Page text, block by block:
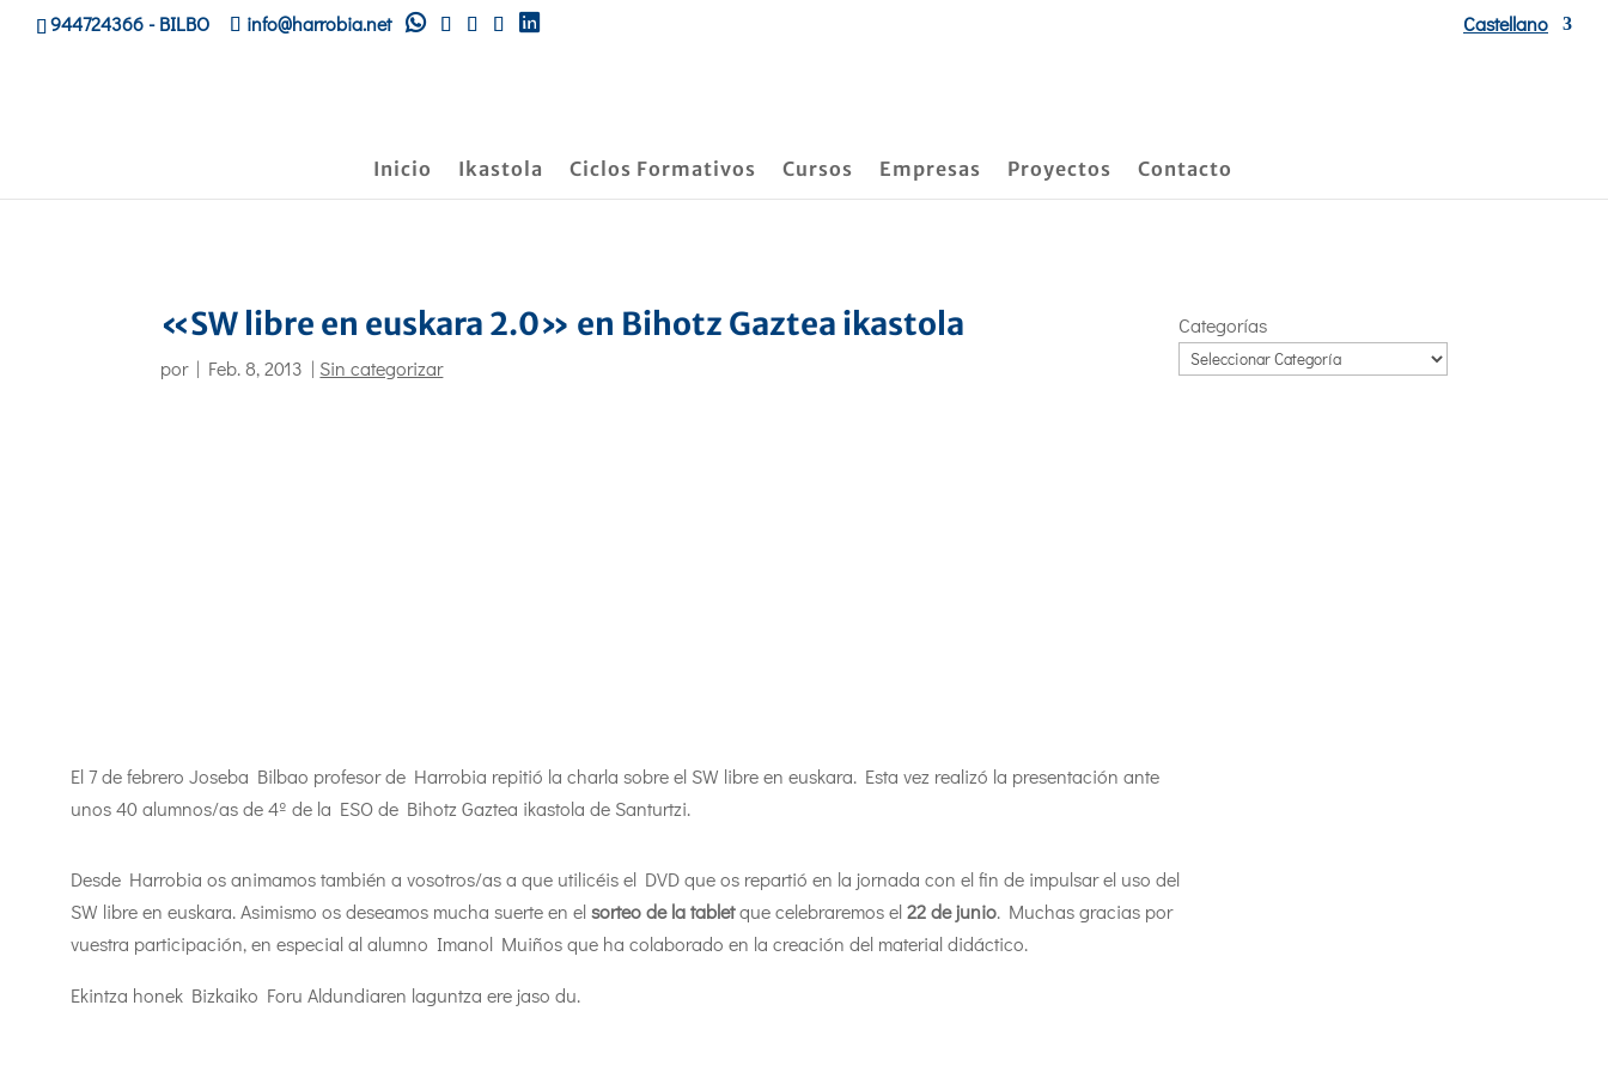
944724366- BILBO info@harrobia.net Castellano
Inicio Ikastola Ciclos Formativos Cursos Empresas Proyectos Contacto
«SW libre en euskara 2.0» en Bihotz Gaztea ikastola
por | Feb. 8, 2013 | Sin categorizar
El 7 de febrero Joseba Bilbao profesor de Harrobia repitió la charla sobre el SW libre en euskara. Esta vez realizó la presentación ante
unos 40 alumnos/as de 4º de la ESO de Bihotz Gaztea ikastola de Santurtzi.
Desde Harrobia os animamos también a vosotros/as a que utilicéis el DVD que os repartió en la jornada con el fin de impulsar el uso del
SW libre en euskara. Asimismo os deseamos mucha suerte en elsorteo de la tabletque celebraremos el22 de junio. Muchas gracias por
vuestra participación, en especial al alumno Imanol Muiños que ha colaborado en la creación del material didáctico.
Ekintza honek Bizkaiko Foru Aldundiaren laguntza ere jaso du.
Categorías